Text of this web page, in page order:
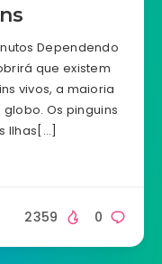
Dependendo
que existem
vivos, a maioria
Os pinguins
Ilhas[…]
0
2359